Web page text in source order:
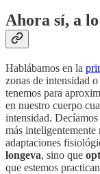
Ahora sí, a
Hablábamos en la
zonas de intensidad
tenemos para
en nuestro cuerpo
intensidad.
más
adaptaciones
longeva, sino que
que estemos